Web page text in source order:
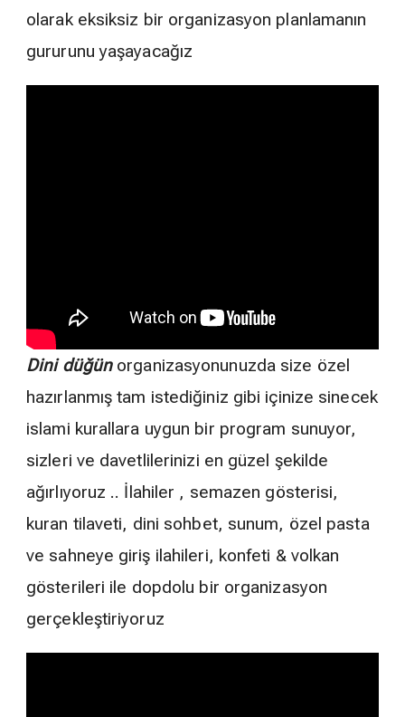
olarak eksiksiz bir organizasyon planlamanın
gururunu yaşayacağız
Dini düğünorganizasyonunuzda size özel
hazırlanmış tam istediğiniz gibi içinize sinecek
islami kurallara uygun bir program sunuyor,
sizleri ve davetlilerinizi en güzel şekilde
ağırlıyoruz .. İlahiler , semazen gösterisi,
kuran tilaveti, dini sohbet, sunum, özel pasta
ve sahneye giriş ilahileri, konfeti & volkan
gösterileri ile dopdolu bir organizasyon
gerçekleştiriyoruz